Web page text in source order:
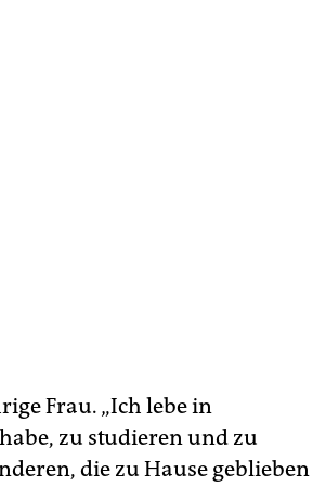
Frau. „Ich lebe in
zu studieren und zu
die zu Hause geblieben